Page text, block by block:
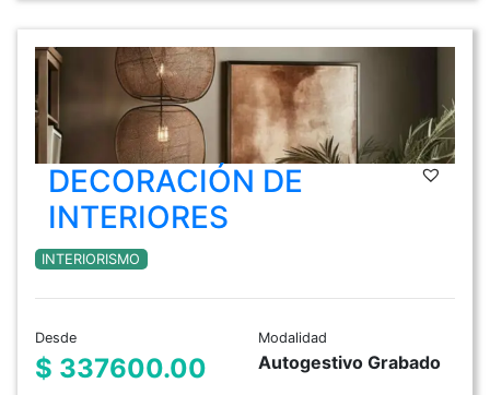
DECORACIÓN DE
INTERIORES
INTERIORISMO
Desde
$ 337600.00
Modalidad
Autogestivo Grabado